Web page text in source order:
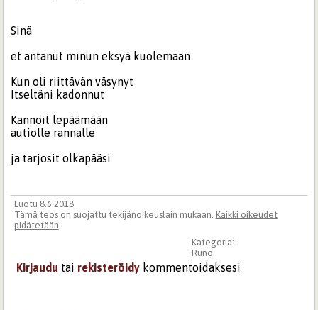
Sinä
et antanut minun eksyä kuolemaan
Kun oli riittävän väsynyt
Itseltäni kadonnut
Kannoit lepäämään
autiolle rannalle
ja tarjosit olkapääsi
Luotu 8.6.2018
Tämä teos on suojattu tekijänoikeuslain mukaan. Kaikki oikeudet
pidätetään.
Kategoria:
Runo
Kirjaudu tai rekisteröidy kommentoidaksesi